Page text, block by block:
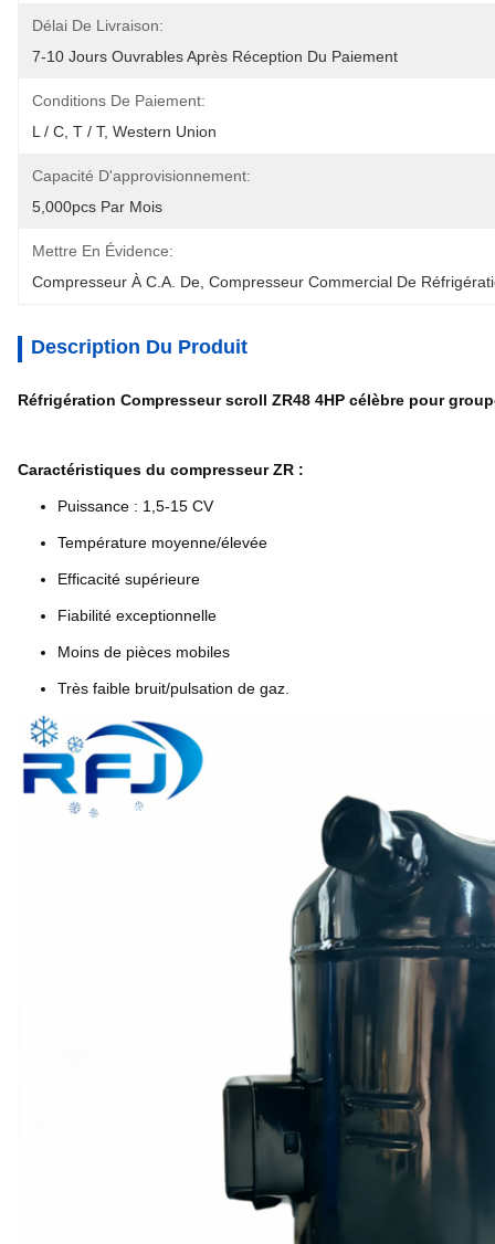
Délai De Livraison:
7-10 Jours Ouvrables Après Réception Du Paiement
Conditions De Paiement:
L / C, T / T, Western Union
Capacité D'approvisionnement:
5,000pcs Par Mois
Mettre En Évidence:
Compresseur À C.A. De Compresseur Commercial De
Description Du Produit
Réfrigération Compresseur scroll ZR48 4HP célèbre pour
Caractéristiques du compresseur ZR :
Puissance : 1,5-15 CV
Température moyenne/élevée
Efficacité supérieure
Fiabilité exceptionnelle
Moins de pièces mobiles
Très faible bruit/pulsation de gaz.